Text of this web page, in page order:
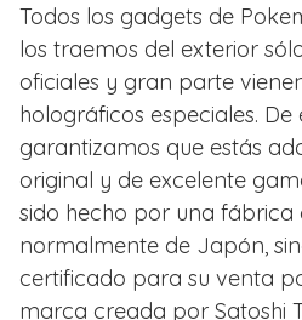
Todos los gadgets de
los traemos del exterior
oficiales y gran parte
holográficos especiales.
garantizamos que estás
original y de excelente
sido hecho por una fábrica
normalmente de Japón,
certificado para su venta
marca creada por Satoshi